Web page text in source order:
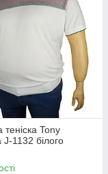
теніска Tony
1132 білого